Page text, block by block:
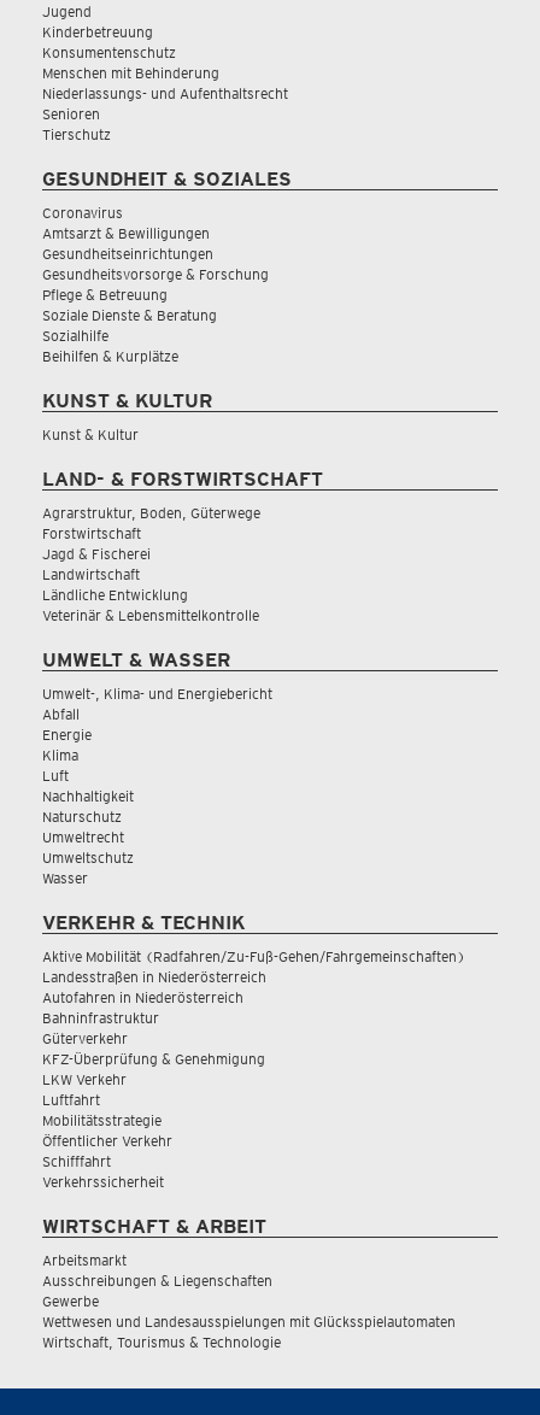
Jugend
Kinderbetreuung
Konsumentenschutz
Menschen mit Behinderung
Niederlassungs- und Aufenthaltsrecht
Senioren
Tierschutz
GESUNDHEIT & SOZIALES
Coronavirus
Amtsarzt & Bewilligungen
Gesundheitseinrichtungen
Gesundheitsvorsorge & Forschung
Pflege & Betreuung
Soziale Dienste & Beratung
Sozialhilfe
Beihilfen & Kurplätze
KUNST & KULTUR
Kunst & Kultur
LAND- & FORSTWIRTSCHAFT
Agrarstruktur, Boden, Güterwege
Forstwirtschaft
Jagd & Fischerei
Landwirtschaft
Ländliche Entwicklung
Veterinär & Lebensmittelkontrolle
UMWELT & WASSER
Umwelt-, Klima- und Energiebericht
Abfall
Energie
Klima
Luft
Nachhaltigkeit
Naturschutz
Umweltrecht
Umweltschutz
Wasser
VERKEHR & TECHNIK
Aktive Mobilität (Radfahren/Zu-Fuß-Gehen/Fahrgemeinschaften)
Landesstraßen in Niederösterreich
Autofahren in Niederösterreich
Bahninfrastruktur
Güterverkehr
KFZ-Überprüfung & Genehmigung
LKW Verkehr
Luftfahrt
Mobilitätsstrategie
Öffentlicher Verkehr
Schifffahrt
Verkehrssicherheit
WIRTSCHAFT & ARBEIT
Arbeitsmarkt
Ausschreibungen & Liegenschaften
Gewerbe
Wettwesen und Landesausspielungen mit Glücksspielautomaten
Wirtschaft, Tourismus & Technologie